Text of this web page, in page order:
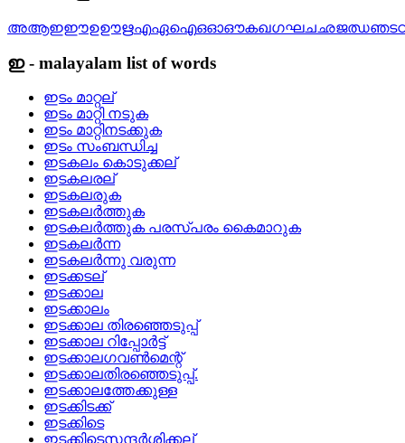
അആഇഈഉഊഋഎഏഐഒഓഔകഖഗഘചഛജഝഞട
ഇ- malayalam list of words
ഇടം മാറ്റല്
ഇടം മാറ്റി നടുക
ഇടം മാറ്റിനടക്കുക
ഇടം സംബന്ധിച്ച
ഇടകലം കൊടുക്കല്
ഇടകലരല്
ഇടകലരുക
ഇടകലര്‍ത്തുക
ഇടകലര്‍ത്തുക പരസ്‌പരം കൈമാറുക
ഇടകലര്‍ന്ന
ഇടകലര്‍ന്നു വരുന്ന
ഇടക്കടല്
ഇടക്കാല
ഇടക്കാലം
ഇടക്കാല തിരഞ്ഞെടുപ്പ്
ഇടക്കാല റിപ്പോര്‍ട്ട്
ഇടക്കാലഗവണ്‍മെന്റ്
ഇടക്കാലതിരഞ്ഞെടുപ്പ്.
ഇടക്കാലത്തേക്കുള്ള
ഇടക്കിടക്ക്
ഇടക്കിടെ
ഇടക്കിടെസന്ദര്‍ശിക്കല്